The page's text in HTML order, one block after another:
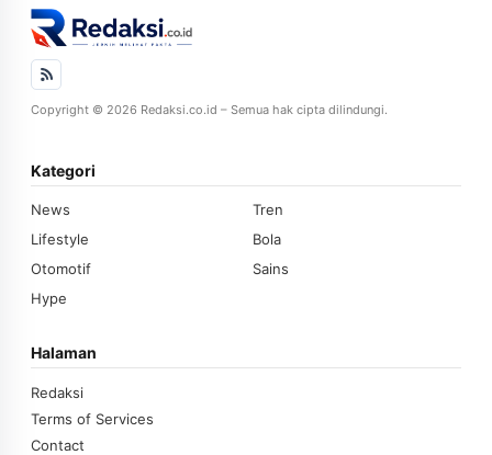
Copyright © 2026 Redaksi.co.id – Semua hak cipta dilindungi.
Kategori
News
Tren
Lifestyle
Bola
Otomotif
Sains
Hype
Halaman
Redaksi
Terms of Services
Contact